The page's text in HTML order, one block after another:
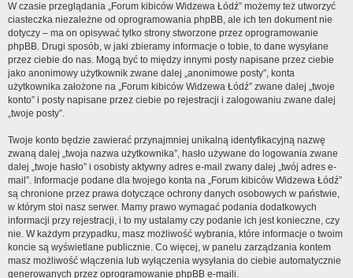
W czasie przeglądania „Forum kibiców Widzewa Łódź” możemy też utworzyć
ciasteczka niezależne od oprogramowania phpBB, ale ich ten dokument nie
dotyczy – ma on opisywać tylko strony stworzone przez oprogramowanie
phpBB. Drugi sposób, w jaki zbieramy informacje o tobie, to dane wysyłane
przez ciebie do nas. Mogą być to między innymi posty napisane przez ciebie
jako anonimowy użytkownik zwane dalej „anonimowe posty”, konta
użytkownika założone na „Forum kibiców Widzewa Łódź” zwane dalej „twoje
konto” i posty napisane przez ciebie po rejestracji i zalogowaniu zwane dalej
„twoje posty”.
Twoje konto będzie zawierać przynajmniej unikalną identyfikacyjną nazwę
zwaną dalej „twoja nazwa użytkownika”, hasło używane do logowania zwane
dalej „twoje hasło” i osobisty aktywny adres e-mail zwany dalej „twój adres e-
mail”. Informacje podane dla twojego konta na „Forum kibiców Widzewa Łódź”
są chronione przez prawa dotyczące ochrony danych osobowych w państwie,
w którym stoi nasz serwer. Mamy prawo wymagać podania dodatkowych
informacji przy rejestracji, i to my ustalamy czy podanie ich jest konieczne, czy
nie. W każdym przypadku, masz możliwość wybrania, które informacje o twoim
koncie są wyświetlane publicznie. Co więcej, w panelu zarządzania kontem
masz możliwość włączenia lub wyłączenia wysyłania do ciebie automatycznie
generowanych przez oprogramowanie phpBB e-maili.